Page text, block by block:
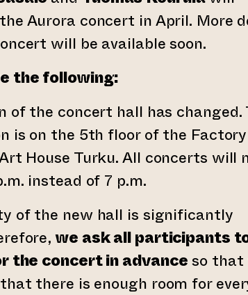
Aurora concert in April. More
will be available soon.
the following:
of the concert hall has changed.
is on the 5th floor of the Factory
House Turku. All concerts will
instead of 7 p.m.
of the new hall is significantly
we ask all participants
the concert in advanceso that
there is enough room for